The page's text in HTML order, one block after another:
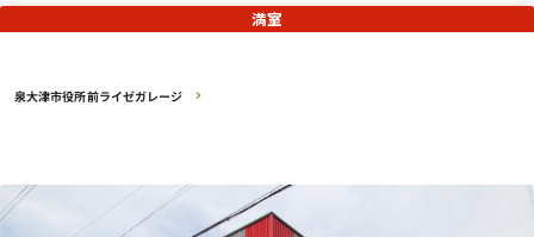
泉大津市役所前ライゼガレージ
満室